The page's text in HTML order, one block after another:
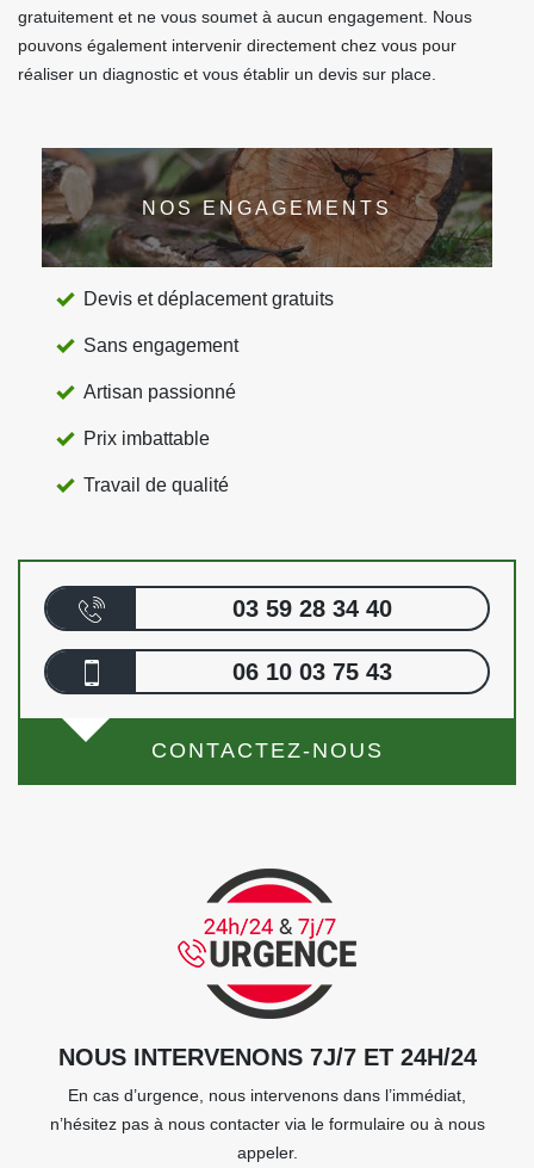
gratuitement et ne vous soumet à aucun engagement. Nous
pouvons également intervenir directement chez vous pour
réaliser un diagnostic et vous établir un devis sur place.
NOS ENGAGEMENTS
Devis et déplacement gratuits
Sans engagement
Artisan passionné
Prix imbattable
Travail de qualité
03 59 28 34 40
06 10 03 75 43
CONTACTEZ-NOUS
NOUS INTERVENONS 7J/7 ET 24H/24
En cas d’urgence, nous intervenons dans l’immédiat,
n’hésitez pas à nous contacter via le formulaire ou à nous
appeler.